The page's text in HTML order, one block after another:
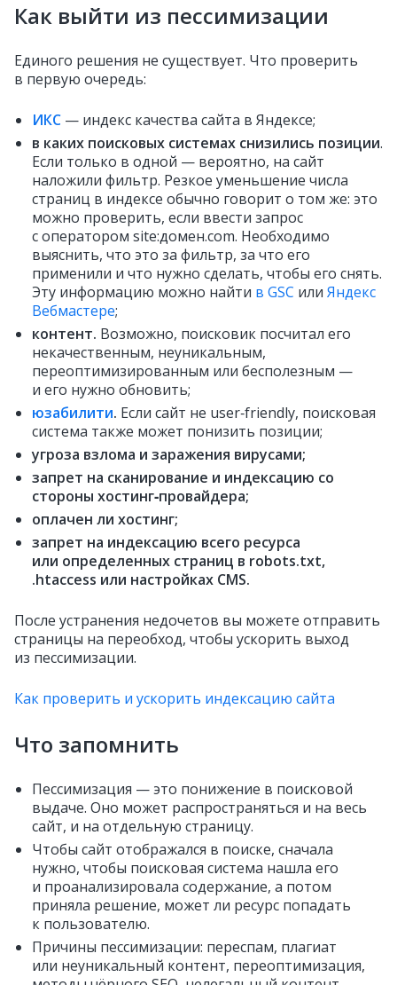
Как выйти из пессимизации
Единого решения не существует. Что проверить
в первую очередь:
ИКС — индекс качества сайта в Яндексе;
в каких поисковых системах снизились позиции.
Если только в одной — вероятно, на сайт
наложили фильтр. Резкое уменьшение числа
страниц в индексе обычно говорит о том же: это
можно проверить, если ввести запрос
с оператором site:домен.com. Необходимо
выяснить, что это за фильтр, за что его
применили и что нужно сделать, чтобы его снять.
Эту информацию можно найти в GSC или Яндекс
Вебмастере;
контент. Возможно, поисковик посчитал его
некачественным, неуникальным,
переоптимизированным или бесполезным —
и его нужно обновить;
юзабилити. Если сайт не user‑friendly, поисковая
система также может понизить позиции;
угроза взлома и заражения вирусами;
запрет на сканирование и индексацию со
стороны хостинг‑провайдера;
оплачен ли хостинг;
запрет на индексацию всего ресурса
или определенных страниц в robots.txt,
.htaccess или настройках CMS.
После устранения недочетов вы можете отправить
страницы на переобход, чтобы ускорить выход
из пессимизации.
Как проверить и ускорить индексацию сайта
Что запомнить
Пессимизация — это понижение в поисковой
выдаче. Оно может распространяться и на весь
сайт, и на отдельную страницу.
Чтобы сайт отображался в поиске, сначала
нужно, чтобы поисковая система нашла его
и проанализировала содержание, а потом
приняла решение, может ли ресурс попадать
к пользователю.
Причины пессимизации: переспам, плагиат
или неуникальный контент, переоптимизация,